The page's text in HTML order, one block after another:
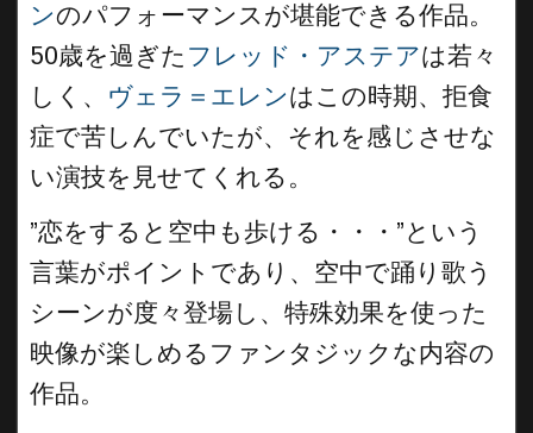
ンのパフォーマンスが堪能できる作品。
50歳を過ぎた フレッド・アステアは若々
しく、 ヴェラ＝エレンはこの時期、拒食
症で苦しんでいたが、それを感じさせな
い演技を見せてくれる。
”恋をすると空中も歩ける・・・”という
言葉がポイントであり、空中で踊り歌う
シーンが度々登場し、特殊効果を使った
映像が楽しめるファンタジックな内容の
作品。